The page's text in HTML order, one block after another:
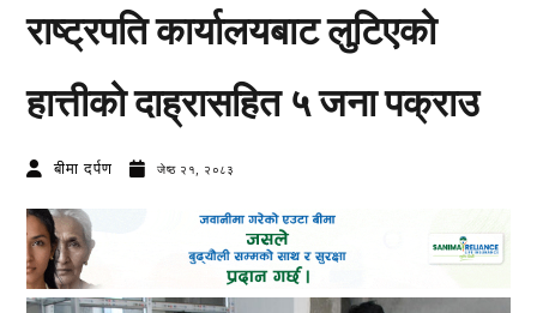
राष्ट्रपति कार्यालयबाट लुटिएको
हात्तीको दाह्रासहित ५ जना पक्राउ
बीमा दर्पण जेष्ठ २१, २०८३